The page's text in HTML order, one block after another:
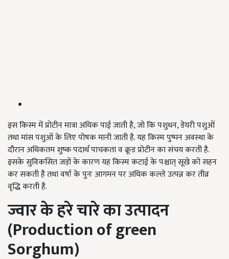
इस किस्म में प्रोटीन मात्रा अधिक पाई जाती है, जो कि पशुधन, डेयरी पशुओं
तथा मांस पशुओं के लिए पोषक मानी जाती है. यह किस्म पुष्पन अवस्था के
दौरान अधिकतम शुष्क पदार्थ पाचकता व क्रूड प्रोटीन का संचय करती है.
इसके सुविकसित जड़ों के कारण यह किस्म कटाई के पश्चात् सूखे को सहन
कर सकती है तथा वर्षा के पुनः आगमन पर अधिक कल्ले उत्पन्न कर तीव्र
वृद्धि करती है.
ज्वार के हरे चारे का उत्पादन
(Production of green
Sorghum)